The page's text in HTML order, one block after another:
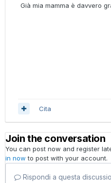
Già mia mamma è davvero
Cita
Join the conversation
You can post now and register
in now to post with your account.
Rispondi a questa